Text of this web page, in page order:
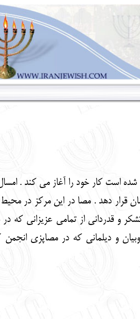
است کار خود را آغاز می کند .
قرار دهد . مصا در این مرکز در محیط
تقدیر ، تشکر و قدردانی از تمامی عزیزانی
و دیلمانی که در مصاپزی انجمن